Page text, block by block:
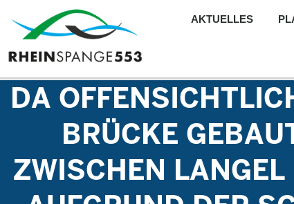
AKTUELLES
DA
BRÜCKE
ZWISCHEN